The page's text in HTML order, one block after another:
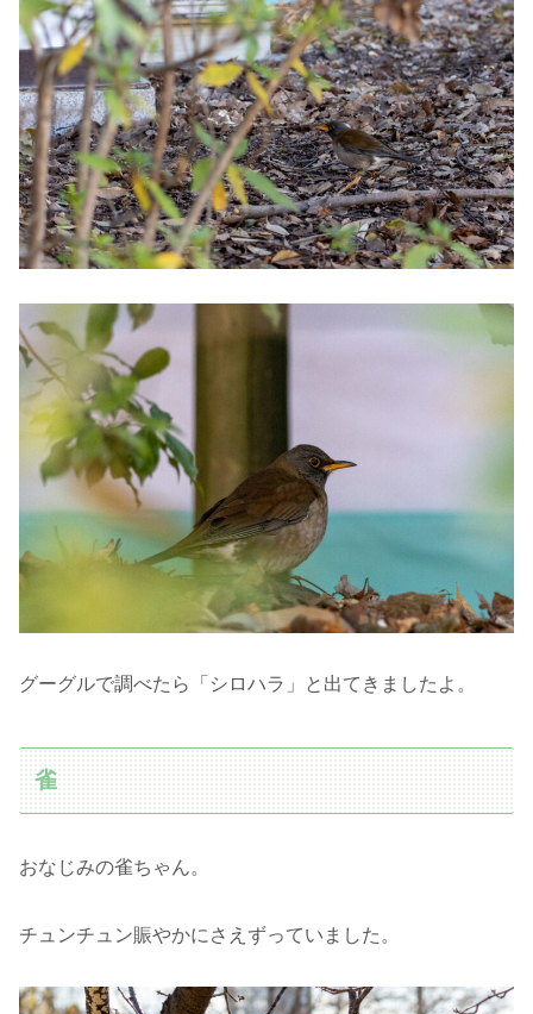
グーグルで調べたら「シロハラ」と出てきましたよ。
雀
おなじみの雀ちゃん。
チュンチュン賑やかにさえずっていました。